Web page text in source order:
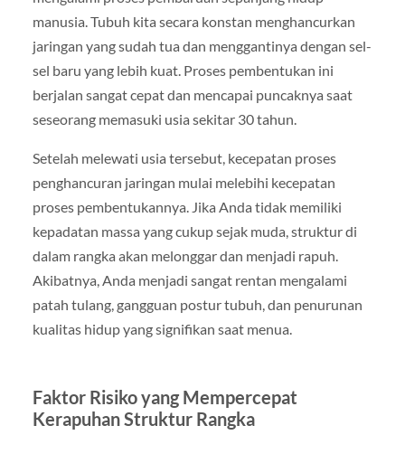
manusia. Tubuh kita secara konstan menghancurkan
jaringan yang sudah tua dan menggantinya dengan sel-
sel baru yang lebih kuat. Proses pembentukan ini
berjalan sangat cepat dan mencapai puncaknya saat
seseorang memasuki usia sekitar 30 tahun.
Setelah melewati usia tersebut, kecepatan proses
penghancuran jaringan mulai melebihi kecepatan
proses pembentukannya. Jika Anda tidak memiliki
kepadatan massa yang cukup sejak muda, struktur di
dalam rangka akan melonggar dan menjadi rapuh.
Akibatnya, Anda menjadi sangat rentan mengalami
patah tulang, gangguan postur tubuh, dan penurunan
kualitas hidup yang signifikan saat menua.
Faktor Risiko yang Mempercepat
Kerapuhan Struktur Rangka